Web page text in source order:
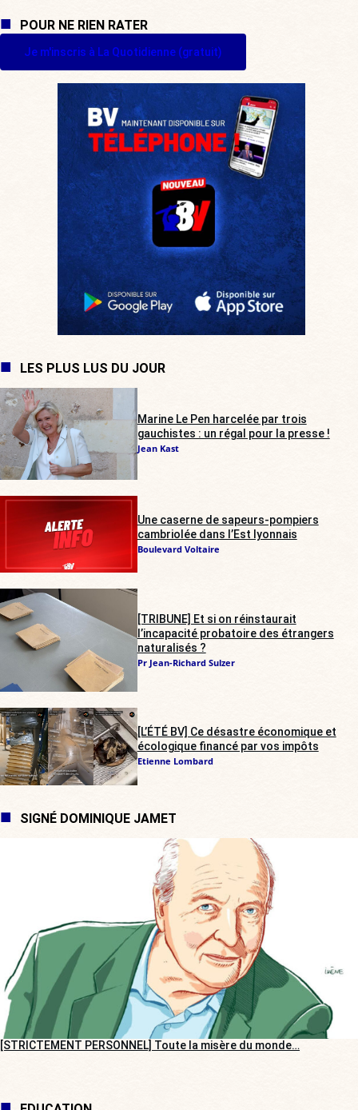
POUR NE RIEN RATER
Je m'inscris à La Quotidienne (gratuit)
LES PLUS LUS DU JOUR
Marine Le Pen harcelée par trois
gauchistes : un régal pour la presse !
Jean Kast
Une caserne de sapeurs-pompiers
cambriolée dans l’Est lyonnais
Boulevard Voltaire
[TRIBUNE] Et si on réinstaurait
l’incapacité probatoire des étrangers
naturalisés ?
Pr Jean-Richard Sulzer
[L’ÉTÉ BV] Ce désastre économique et
écologique financé par vos impôts
Etienne Lombard
SIGNÉ DOMINIQUE JAMET
[STRICTEMENT PERSONNEL] Toute la misère du monde…